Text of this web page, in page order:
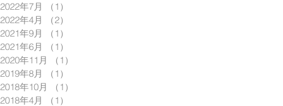
2022年7月
（1）
2022年4月
（2）
2021年9月
（1）
2021年6月
（1）
2020年11月
（1）
2019年8月
（1）
2018年10月
（1）
2018年4月
（1）